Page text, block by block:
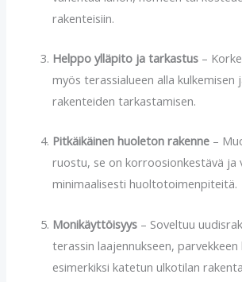
rakenteisiin.
Helppo ylläpito ja tarkastus –
myös terassialueen alla kulkemisen
rakenteiden tarkastamisen.
Pitkäikäinen huoleton rakenne –
ruostu, se on korroosionkestävä ja
minimaalisesti huoltotoimenpiteitä.
Monikäyttöisyys – Soveltuu
terassin laajennukseen,
esimerkiksi katetun ulkotilan